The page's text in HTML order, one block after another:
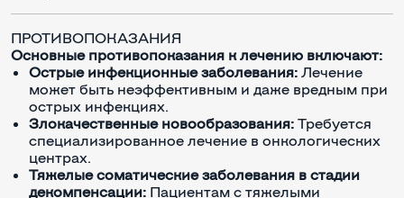
ПРОТИВОПОКАЗАНИЯ
Основные противопоказания к лечению включают:
Острые инфекционные заболевания: Лечение
может быть неэффективным и даже вредным при
острых инфекциях.
Злокачественные новообразования: Требуется
специализированное лечение в онкологических
центрах.
Тяжелые соматические заболевания в стадии
декомпенсации: Пациентам с тяжелыми